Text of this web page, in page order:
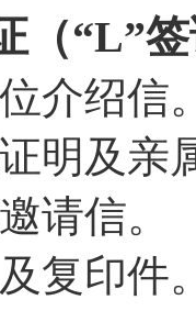
（“L”
介绍信
明及亲
请信。
复印件